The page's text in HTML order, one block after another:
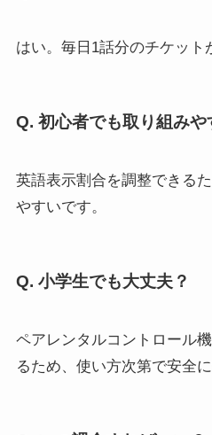
はい。毎日1話分のチケット
Q. 初心者でも取り組みや
英語表示割合を調整できる
やすいです。
Q. 小学生でも大丈夫？
ペアレンタルコントロール
るため、使い方次第で安全に